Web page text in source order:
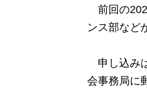
前回の
ンス部など
申し込み
会事務局に